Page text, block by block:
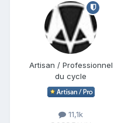
Artisan / Professionnel
du cycle
11,1k